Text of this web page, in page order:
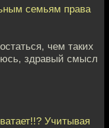
семьям права
чем таких
здравый смысл
Учитывая